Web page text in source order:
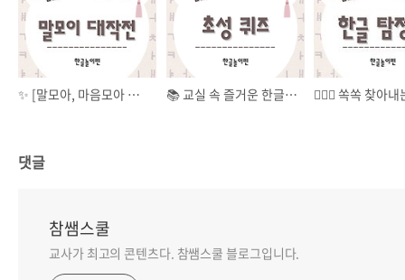
✨ [말모아, 마음모아 말모이 대작전!] 📚 교실 속 즐거운 한글놀이, 🐻 곰곰놀이터와 함께 해요 - 초성퀴즈편
댓글
참쌤스쿨
교사가 최고의 콘텐츠다. 참쌤스쿨 블로그입니다.